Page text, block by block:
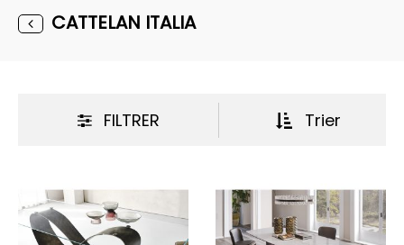
CATTELAN ITALIA
FILTRER Trier